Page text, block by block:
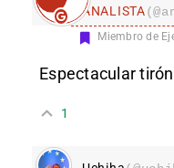
ANALISTA
Miembro de
Espectacular
1